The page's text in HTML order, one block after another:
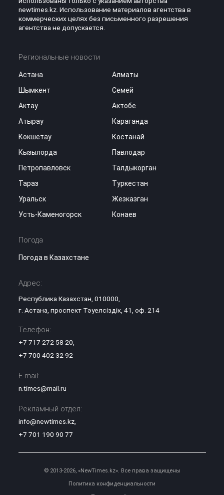
newtimes.kz. Использование материалов агентства в
коммерческих целях без письменного разрешения
агентства не допускается.
Региональные новости
Астана
Алматы
Шымкент
Семей
Актау
Актобе
Атырау
Караганда
Кокшетау
Костанай
Кызылорда
Павлодар
Петропавловск
Талдыкорган
Тараз
Туркестан
Уральск
Жезказган
Усть-Каменогорск
Конаев
Погода
Погода в Казахстане
Адрес:
Республика Казахстан, 010000,
г. Астана, проспект Тәуелсіздік, 41, оф. 214
Телефон:
+7 717 272 58 20,
+7 700 402 32 92
E-mail:
n.times@mail.ru
Рекламный отдел:
info@newtimes.kz,
+7 701 190 90 77
© 2013-2026, «NewTimes.kz». Все права защищены
Политика конфиденциальности